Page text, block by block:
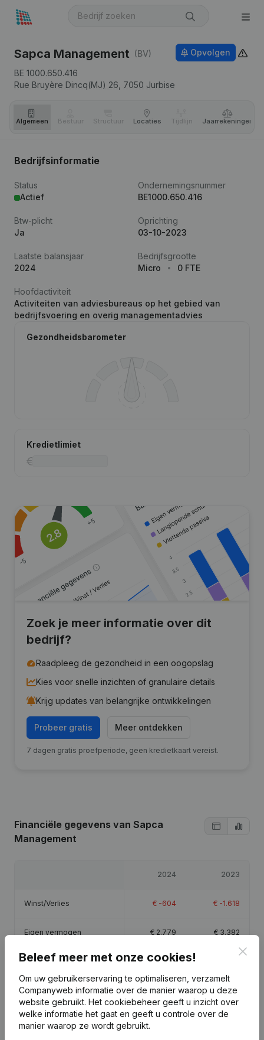
Sapca Management (BV)
BE 1000.650.416
Rue Bruyère Dincq(MJ) 26, 7050 Jurbise
Opvolgen
Algemeen Bestuur Structuur Locaties Tijdlijn Jaar­rekeningen
Bedrijfsinformatie
Status
Actief
Ondernemingsnummer
BE1000.650.416
Btw-plicht
Ja
Oprichting
03-10-2023
Laatste balansjaar
2024
Bedrijfsgrootte
Micro
0 FTE
Hoofdactiviteit
Activiteiten van adviesbureaus op het gebied van
bedrijfsvoering en overig managementadvies
Gezondheidsbarometer
Kredietlimiet
Zoek je meer informatie over dit
bedrijf?
Raadpleeg de gezondheid in een oogopslag
Kies voor snelle inzichten of granulaire details
Krijg updates van belangrijke ontwikkelingen
Probeer gratis Meer ontdekken
7 dagen gratis proefperiode, geen kredietkaart vereist.
Financiële gegevens van Sapca
Management
2024 2023
Winst/Verlies € -604 € -1.618
Eigen vermogen € 2.779 € 3.382
Brutomarge -
Publicatiesvan Sapca Management
Beleef meer met onze cookies!
Om uw gebruikerservaring te optimaliseren, verzamelt
Companyweb informatie over de manier waarop u deze
website gebruikt. Het cookiebeheer geeft u inzicht over
welke informatie het gaat en geeft u controle over de
manier waarop ze wordt gebruikt.